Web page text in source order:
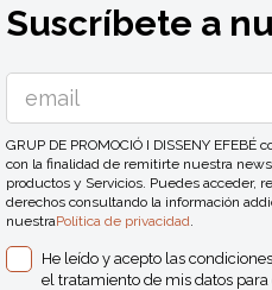
Suscríbete a
GRUP DE PROMOCIÓ I DISSENY
con la finalidad de remitirte nuestra
productos y Servicios. Puedes acceder,
derechos consultando la información
nuestraPolítica de privacidad
He leído y acepto las
el tratamiento de mis datos